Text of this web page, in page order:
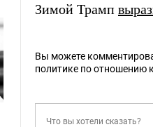
Зимой Трамп
Вы можете
политике по отношению